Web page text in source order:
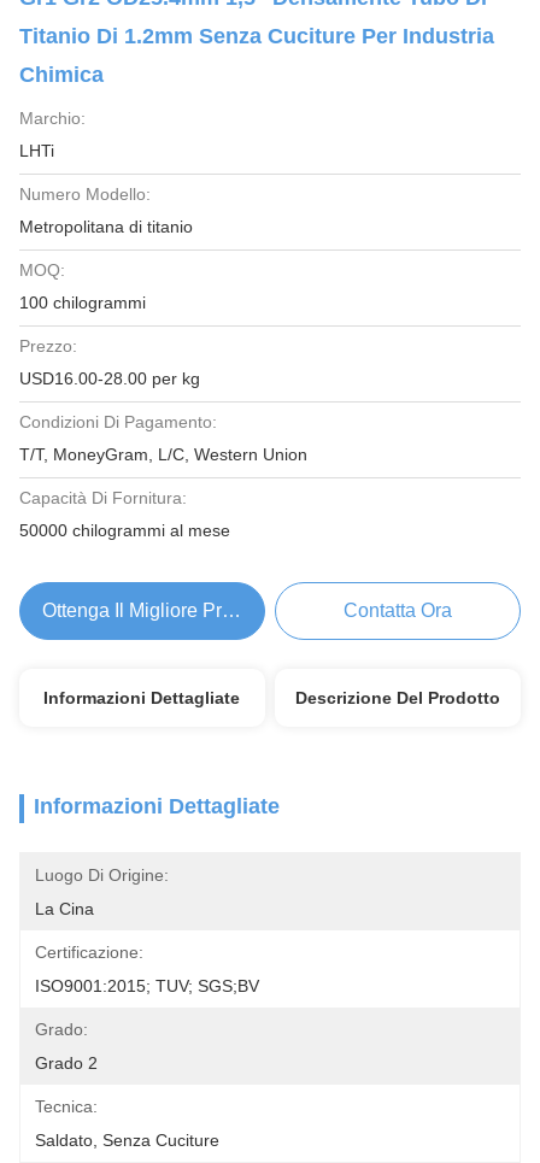
Titanio Di 1.2mm Senza Cuciture Per Industria
Chimica
Marchio:
LHTi
Numero Modello:
Metropolitana di titanio
MOQ:
100 chilogrammi
Prezzo:
USD16.00-28.00 per kg
Condizioni Di Pagamento:
T/T, MoneyGram, L/C, Western Union
Capacità Di Fornitura:
50000 chilogrammi al mese
Ottenga Il Migliore Prezzo Contatta Ora
Informazioni Dettagliate Descrizione Del Prodotto
Informazioni Dettagliate
Luogo Di Origine:
La Cina
Certificazione:
ISO9001:2015; TUV; SGS;BV
Grado:
Grado 2
Tecnica:
Saldato, Senza Cuciture